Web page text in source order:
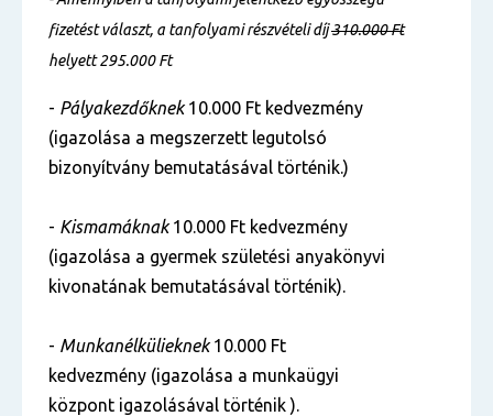
fizetést választ, a tanfolyami részvételi díj310.000 Ft
helyett 295.000 Ft
- Pályakezdőknek10.000 Ft kedvezmény
(igazolása a megszerzett legutolsó
bizonyítvány bemutatásával történik.)
- Kismamáknak10.000 Ft kedvezmény
(igazolása a gyermek születési anyakönyvi
kivonatának bemutatásával történik).
- Munkanélkülieknek10.000 Ft
kedvezmény (igazolása a munkaügyi
központ igazolásával történik ).